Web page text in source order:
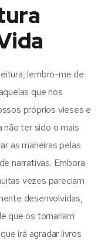
lembro-me de
que nos
próprios vieses e
ter sido o mais
as maneiras pelas
narrativas. Embora
vezes pareciam
desenvolvidas,
que os tornariam
irá agradar livros